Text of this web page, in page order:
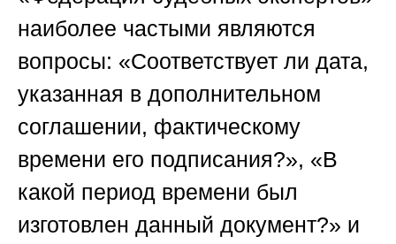
наиболее частыми являются
вопросы: «Соответствует ли дата,
указанная в дополнительном
соглашении, фактическому
времени его подписания?», «В
какой период времени был
изготовлен данный документ?» и